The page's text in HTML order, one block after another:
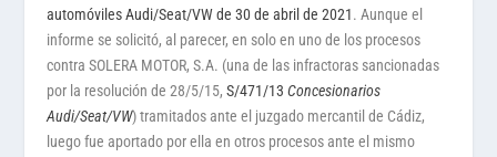
automóviles Audi/Seat/VW de 30 de abril de 2021. Aunque el
informe se solicitó, al parecer, en solo en uno de los procesos
contra SOLERA MOTOR, S.A. (una de las infractoras sancionadas
por la resolución de 28/5/15,S/471/13Concesionarios
Audi/Seat/VW) tramitados ante el juzgado mercantil de Cádiz,
luego fue aportado por ella en otros procesos ante el mismo